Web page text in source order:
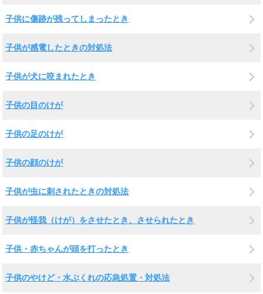
子供に傷跡が残ってしまったとき
子供が感電したときの対処法
子供が犬に咬まれたとき
子供の目のけが
子供の足のけが
子供の顔のけが
子供が虫に刺されたときの対処法
子供が怪我（けが）をさせたとき、させられたとき
子供・赤ちゃんが頭を打ったとき
子供のやけど・水ぶくれの応急処置・対処法